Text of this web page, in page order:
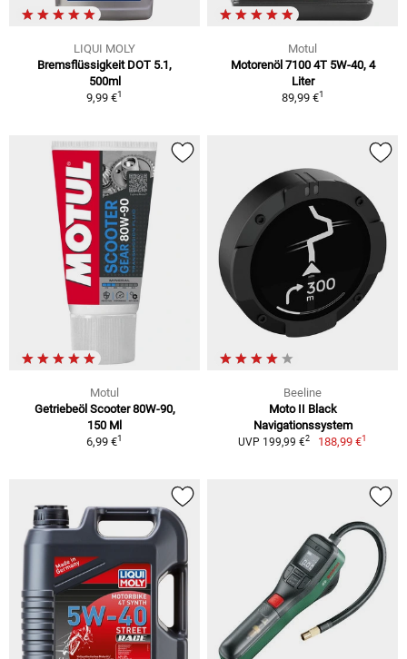
LIQUI MOLY
Bremsflüssigkeit DOT 5.1,
500ml
9,99 €1
Motul
Motorenöl 7100 4T 5W-40, 4
Liter
89,99 €1
Motul
Getriebeöl Scooter 80W-90,
150 Ml
6,99 €1
Beeline
Moto II Black
Navigationssystem
UVP 199,99 €2 188,99 €1